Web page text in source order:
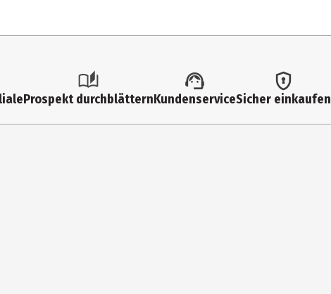
Prospekt durchblätternKundenserviceSicher einkaufen